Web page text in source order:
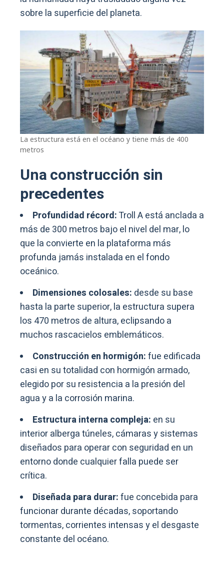
sobre la superficie del planeta.
La estructura está en el océano y tiene más de 400
metros
Una construcción sin
precedentes
Profundidad récord:Troll A está anclada a
más de 300 metros bajo el nivel del mar, lo
que la convierte en la plataforma más
profunda jamás instalada en el fondo
oceánico.
Dimensiones colosales: desde su base
hasta la parte superior, la estructura supera
los 470 metros de altura, eclipsando a
muchos rascacielos emblemáticos.
Construcción en hormigón:fue edificada
casi en su totalidad con hormigón armado,
elegido por su resistencia a la presión del
agua y a la corrosión marina.
Estructura interna compleja: en su
interior alberga túneles, cámaras y sistemas
diseñados para operar con seguridad en un
entorno donde cualquier falla puede ser
crítica.
Diseñada para durar:fue concebida para
funcionar durante décadas, soportando
tormentas, corrientes intensas y el desgaste
constante del océano.